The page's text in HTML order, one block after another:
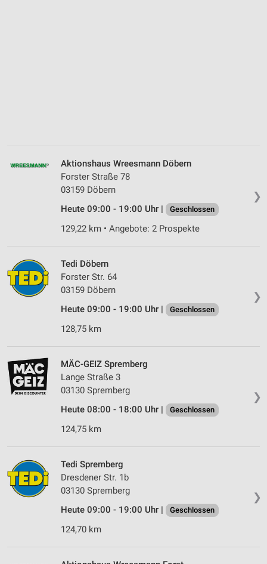
❯
Aktionshaus Wreesmann Döbern
Forster Straße 78
03159 Döbern
Heute 09:00 - 19:00 Uhr |
Geschlossen
129,22 km • Angebote: 2 Prospekte
❯
Tedi Döbern
Forster Str. 64
03159 Döbern
Heute 09:00 - 19:00 Uhr |
Geschlossen
128,75 km
❯
MÄC-GEIZ Spremberg
Lange Straße 3
03130 Spremberg
Heute 08:00 - 18:00 Uhr |
Geschlossen
124,75 km
❯
Tedi Spremberg
Dresdener Str. 1b
03130 Spremberg
Heute 09:00 - 19:00 Uhr |
Geschlossen
124,70 km